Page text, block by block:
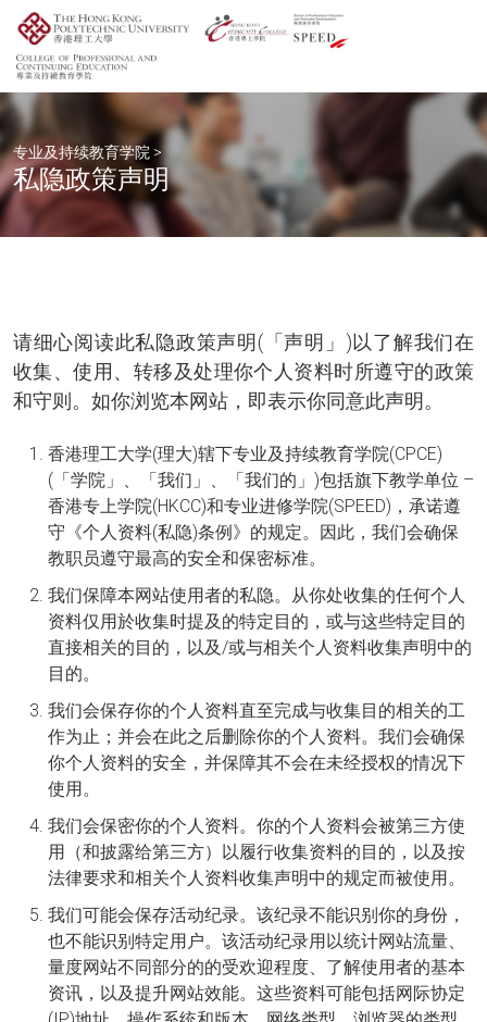
专业及持续教育学院 >
私隐政策声明
请细心阅读此私隐政策声明(「声明」)以了解我们在
收集、使用、转移及处理你个人资料时所遵守的政策
和守则。如你浏览本网站，即表示你同意此声明。
香港理工大学(理大)辖下专业及持续教育学院(CPCE)
(「学院」、「我们」、「我们的」)包括旗下教学单位 –
香港专上学院(HKCC)和专业进修学院(SPEED)，承诺遵
守《个人资料(私隐)条例》的规定。因此，我们会确保
教职员遵守最高的安全和保密标准。
我们保障本网站使用者的私隐。从你处收集的任何个人
资料仅用於收集时提及的特定目的，或与这些特定目的
直接相关的目的，以及/或与相关个人资料收集声明中的
目的。
我们会保存你的个人资料直至完成与收集目的相关的工
作为止；并会在此之后删除你的个人资料。我们会确保
你个人资料的安全，并保障其不会在未经授权的情况下
使用。
我们会保密你的个人资料。你的个人资料会被第三方使
用（和披露给第三方）以履行收集资料的目的，以及按
法律要求和相关个人资料收集声明中的规定而被使用。
我们可能会保存活动纪录。该纪录不能识别你的身份，
也不能识别特定用户。该活动纪录用以统计网站流量、
量度网站不同部分的的受欢迎程度、了解使用者的基本
资讯，以及提升网站效能。这些资料可能包括网际协定